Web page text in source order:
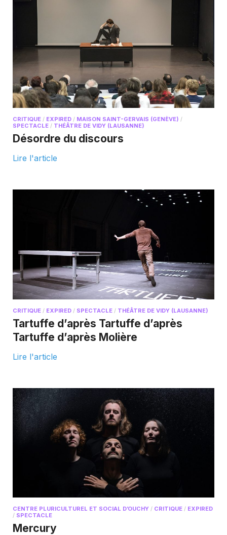
CRITIQUE / EXPIRED / MAISON SAINT-GERVAIS (GENÈVE) /
SPECTACLE / THÉÂTRE DE VIDY (LAUSANNE)
Désordre du discours
Lire l'article
CRITIQUE / EXPIRED / SPECTACLE / THÉÂTRE DE VIDY (LAUSANNE)
Tartuffe d’après Tartuffe d’après
Tartuffe d’après Molière
Lire l'article
CENTRE PLURICULTUREL ET SOCIAL D’OUCHY / CRITIQUE / EXPIRED
/ SPECTACLE
Mercury